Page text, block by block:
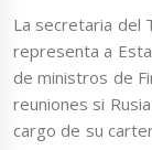
La secretaria del
representa a
de ministros de
reuniones si
cargo de su